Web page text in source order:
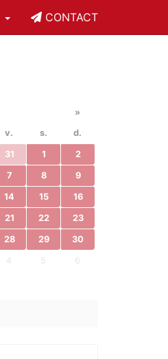
CONTACT
»
v. s. d.
31 1 2
7 8 9
14 15 16
21 22 23
28 29 30
4 5 6